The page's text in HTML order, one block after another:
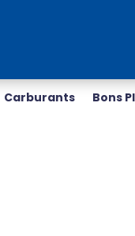
Carburants Bons